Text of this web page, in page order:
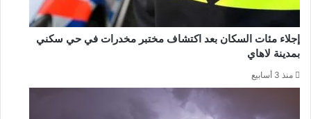
إجلاء مئات السكان بعد اكتشاف مختبر مخدرات في حي سكني
بمدينة لاهاي
منذ 3 أسابيع